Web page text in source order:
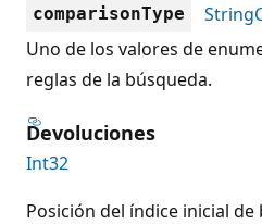
comparisonType
Uno de los valores de
reglas de la búsqueda.
Devoluciones
Int32
Posición del índice inicial de